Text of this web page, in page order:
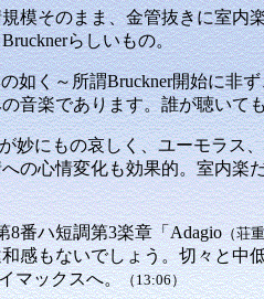
そのまま、金管抜きに室内
らしいもの。
如く～所謂Bruckner開始に非
音楽であります。誰が聴いて
妙にもの哀しく、ユーモラス
の心情変化も効果的。室内
8番ハ短調第3楽章「Adagio（荘
感もないでしょう。切々と中
マックスへ。（13:06）